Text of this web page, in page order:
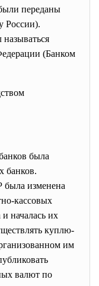
переданы
России).
называться
(Банком
была
банков.
изменена
кассовых
началась их
куплю-
им
валют по